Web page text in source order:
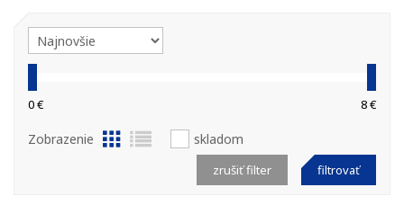
0 € 8 €
Zobrazenie skladom
filtrovať
zrušiť filter